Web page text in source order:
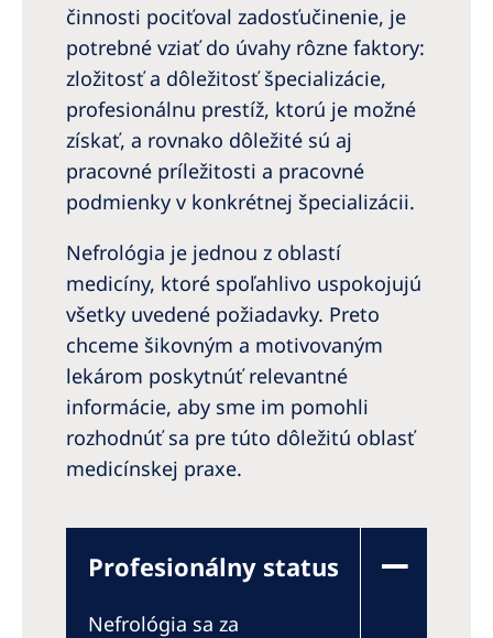
Asia Pacific
Australia
Philippines
North America
United States of America
NephroCare International
Global Website
činnosti pociťoval zadosťučinenie, je
potrebné vziať do úvahy rôzne faktory:
zložitosť a dôležitosť špecializácie,
profesionálnu prestíž, ktorú je možné
získať, a rovnako dôležité sú aj
pracovné príležitosti a pracovné
podmienky v konkrétnej špecializácii.
Nefrológia je jednou z oblastí
medicíny, ktoré spoľahlivo uspokojujú
všetky uvedené požiadavky. Preto
chceme šikovným a motivovaným
lekárom poskytnúť relevantné
informácie, aby sme im pomohli
rozhodnúť sa pre túto dôležitú oblasť
medicínskej praxe.
Profesionálny status
Nefrológia sa za